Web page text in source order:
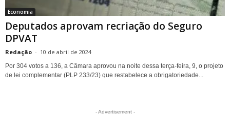
Economia
Deputados aprovam recriação do Seguro
DPVAT
Redação - 10 de abril de 2024
Por 304 votos a 136, a Câmara aprovou na noite dessa terça-feira, 9, o projeto
de lei complementar (PLP 233/23) que restabelece a obrigatoriedade...
- Advertisement -